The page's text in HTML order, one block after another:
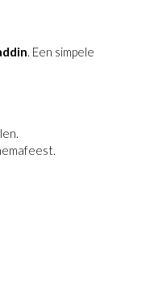
. Een simpele